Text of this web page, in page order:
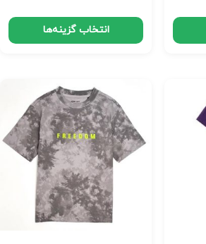
انتخاب گزینه‌ها